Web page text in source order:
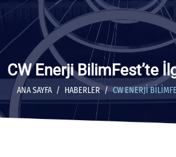
CW Enerji BilimFest’te
ANA SAYFA HABERLER CW ENERJI